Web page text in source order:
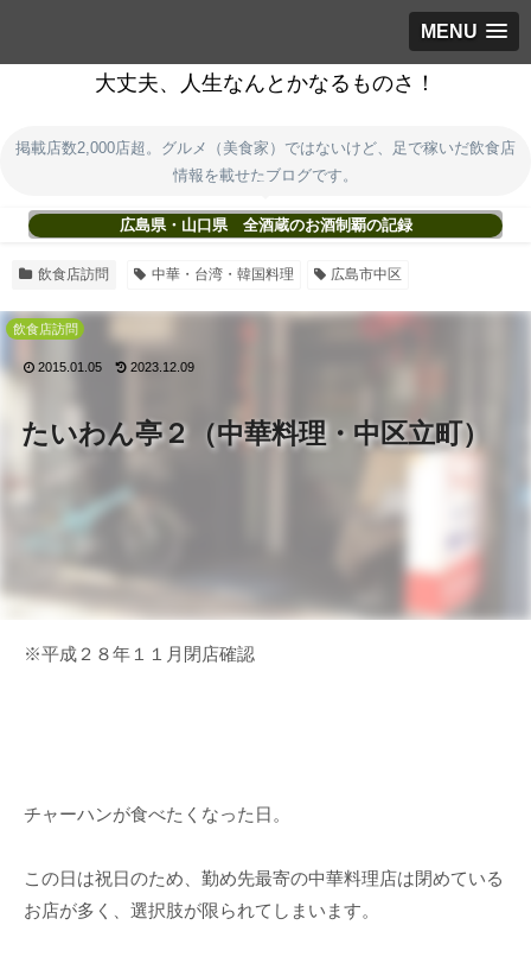
MENU
大丈夫、人生なんとかなるものさ！
掲載店数2,000店超。グルメ（美食家）ではないけど、足で稼いだ飲食店
情報を載せたブログです。
広島県・山口県 全酒蔵のお酒制覇の記録
飲食店訪問 中華・台湾・韓国料理 広島市中区
たいわん亭２（中華料理・中区立町）
飲食店訪問
2015.01.05 2023.12.09
※平成２８年１１月閉店確認
チャーハンが食べたくなった日。
この日は祝日のため、勤め先最寄の中華料理店は閉めている
お店が多く、選択肢が限られてしまいます。